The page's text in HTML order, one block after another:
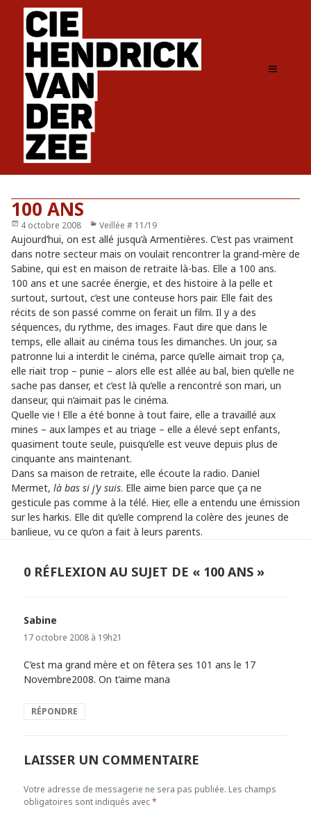
100 ANS
Publié
le
4 octobre 2008 Catégories
Veillée # 11/19
Aujourd’hui, on est allé jusqu’à Armentières. C’est pas vraiment
dans notre secteur mais on voulait rencontrer la grand-mère de
Sabine, qui est en maison de retraite là-bas. Elle a 100 ans.
100 ans et une sacrée énergie, et des histoire à la pelle et
surtout, surtout, c’est une conteuse hors pair. Elle fait des
récits de son passé comme on ferait un film. Il y a des
séquences, du rythme, des images. Faut dire que dans le
temps, elle allait au cinéma tous les dimanches. Un jour, sa
patronne lui a interdit le cinéma, parce qu’elle aimait trop ça,
elle riait trop – punie – alors elle est allée au bal, bien qu’elle ne
sache pas danser, et c’est là qu’elle a rencontré son mari, un
danseur, qui n’aimait pas le cinéma.
Quelle vie ! Elle a été bonne à tout faire, elle a travaillé aux
mines – aux lampes et au triage – elle a élevé sept enfants,
quasiment toute seule, puisqu’elle est veuve depuis plus de
cinquante ans maintenant.
Dans sa maison de retraite, elle écoute la radio. Daniel
Mermet, là bas si j’y suis. Elle aime bien parce que ça ne
gesticule pas comme à la télé. Hier, elle a entendu une émission
sur les harkis. Elle dit qu’elle comprend la colère des jeunes de
banlieue, vu ce qu’on a fait à leurs parents.
0 RÉFLEXION AU SUJET DE « 100 ANS »
Sabine
17 octobre 2008 à 19h21
C’est ma grand mère et on fêtera ses 101 ans le 17
Novembre2008. On t’aime mana
RÉPONDRE
LAISSER UN COMMENTAIRE
Votre adresse de messagerie ne sera pas publiée. Les champs
obligatoires sont indiqués avec*